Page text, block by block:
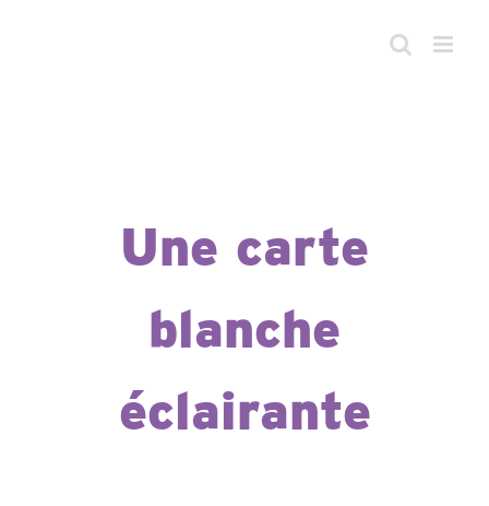
Une carte
blanche
éclairante